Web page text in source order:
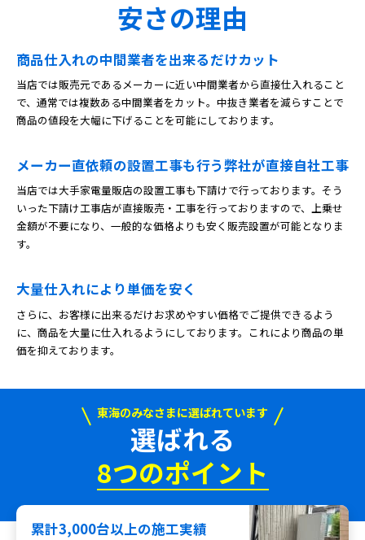
安さの理由
商品仕入れの中間業者を出来るだけカット
当店では販売元であるメーカーに近い中間業者から直接仕入れること
で、通常では複数ある中間業者をカット。中抜き業者を減らすことで
商品の値段を大幅に下げることを可能にしております。
メーカー直依頼の設置工事も行う弊社が直接自社工事
当店では大手家電量販店の設置工事も下請けで行っております。そう
いった下請け工事店が直接販売・工事を行っておりますので、上乗せ
金額が不要になり、一般的な価格よりも安く販売設置が可能となりま
す。
大量仕入れにより単価を安く
さらに、お客様に出来るだけお求めやすい価格でご提供できるよう
に、商品を大量に仕入れるようにしております。これにより商品の単
価を抑えております。
東海のみなさまに選ばれています
選ばれる
8つのポイント
累計3,000台以上の施工実績